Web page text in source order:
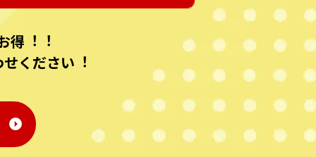
得︕︕
ください︕